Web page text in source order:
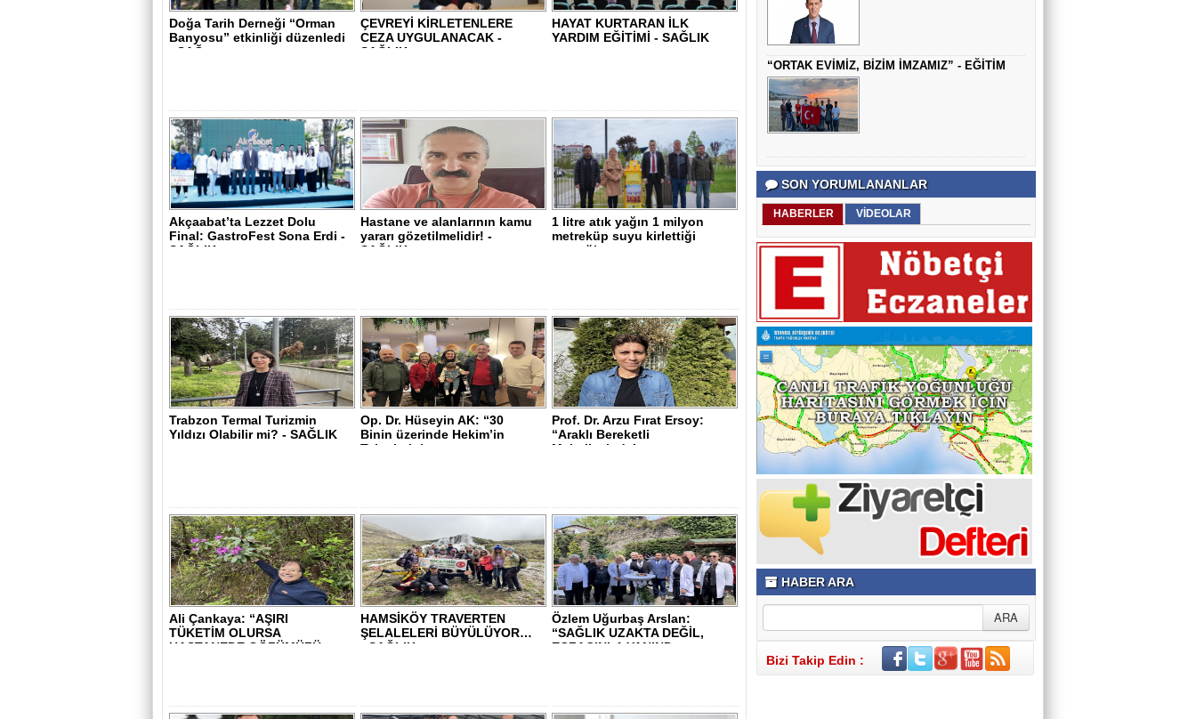
“ORTAK EVİMİZ, BİZİM İMZAMIZ” - EĞİTİM
SON YORUMLANANLAR
HABERLER VİDEOLAR
HABER ARA
Bizi Takip Edin :
Doğa Tarih Derneği “Orman
Banyosu” etkinliği düzenledi
- SAĞ..
ÇEVREYİ KİRLETENLERE
CEZA UYGULANACAK -
SAĞLIK
HAYAT KURTARAN İLK
YARDIM EĞİTİMİ - SAĞLIK
Akçaabat’ta Lezzet Dolu
Final: GastroFest Sona Erdi -
SAĞLIK..
Hastane ve alanlarının kamu
yararı gözetilmelidir! -
SAĞLIK..
1 litre atık yağın 1 milyon
metreküp suyu kirlettiği
gerçeği..
Trabzon Termal Turizmin
Yıldızı Olabilir mi? - SAĞLIK
Op. Dr. Hüseyin AK: “30
Binin üzerinde Hekim’in
Taleplerini ..
Prof. Dr. Arzu Fırat Ersoy:
“Araklı Bereketli
Mahallesindek..
Ali Çankaya: “AŞIRI
TÜKETİM OLURSA
HASTANEDE GÖZÜMÜZÜ
HAMSİKÖY TRAVERTEN
ŞELALELERİ BÜYÜLÜYOR…
- SAĞLIK
Özlem Uğurbaş Arslan:
“SAĞLIK UZAKTA DEĞİL,
ECZACINLA YANIND..